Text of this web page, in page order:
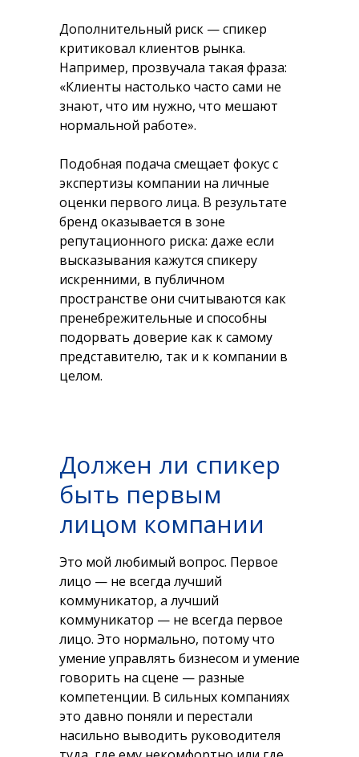
Дополнительный риск — спикер
критиковал клиентов рынка.
Например, прозвучала такая фраза:
«Клиенты настолько часто сами не
знают, что им нужно, что мешают
нормальной работе».
Подобная подача смещает фокус с
экспертизы компании на личные
оценки первого лица. В результате
бренд оказывается в зоне
репутационного риска: даже если
высказывания кажутся спикеру
искренними, в публичном
пространстве они считываются как
пренебрежительные и способны
подорвать доверие как к самому
представителю, так и к компании в
целом.
Должен ли спикер
быть первым
лицом компании
Это мой любимый вопрос. Первое
лицо — не всегда лучший
коммуникатор, а лучший
коммуникатор — не всегда первое
лицо. Это нормально, потому что
умение управлять бизнесом и умение
говорить на сцене — разные
компетенции. В сильных компаниях
это давно поняли и перестали
насильно выводить руководителя